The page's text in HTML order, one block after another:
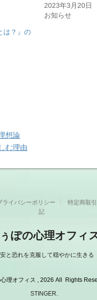
2023年3月20日
お知らせ
は？』の
想論
む理由
ライバシーポリシー
特定商取
記
ぽの心理オフィ
と恐れを克服して穏やかに生きる
理オフィス , 2026 All Rights
STINGER.